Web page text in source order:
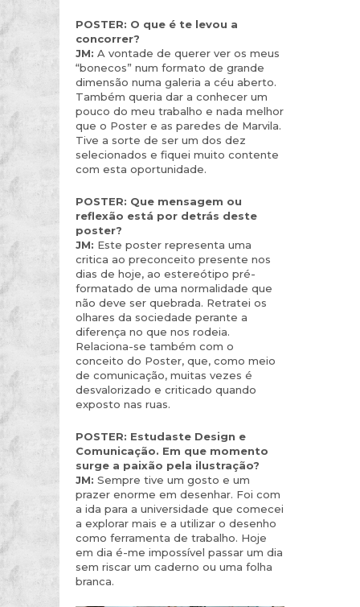
POSTER: O que é te levou a
concorrer?
JM: A vontade de querer ver os meus
“bonecos” num formato de grande
dimensão numa galeria a céu aberto.
Também queria dar a conhecer um
pouco do meu trabalho e nada melhor
que o Poster e as paredes de Marvila.
Tive a sorte de ser um dos dez
selecionados e fiquei muito contente
com esta oportunidade.
POSTER: Que mensagem ou
reflexão está por detrás deste
poster?
JM: Este poster representa uma
critica ao preconceito presente nos
dias de hoje, ao estereótipo pré-
formatado de uma normalidade que
não deve ser quebrada. Retratei os
olhares da sociedade perante a
diferença no que nos rodeia.
Relaciona-se também com o
conceito do Poster, que, como meio
de comunicação, muitas vezes é
desvalorizado e criticado quando
exposto nas ruas.
POSTER: Estudaste Design e
Comunicação. Em que momento
surge a paixão pela ilustração?
JM: Sempre tive um gosto e um
prazer enorme em desenhar. Foi com
a ida para a universidade que comecei
a explorar mais e a utilizar o desenho
como ferramenta de trabalho. Hoje
em dia é-me impossível passar um dia
sem riscar um caderno ou uma folha
branca.